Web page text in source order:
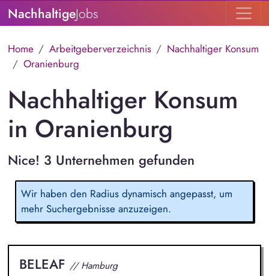
NachhaltigeJobs
Home Arbeitgeberverzeichnis
Nachhaltiger Konsum
Oranienburg
Nachhaltiger Konsum
in Oranienburg
Nice! 3 Unternehmen gefunden
Wir haben den Radius dynamisch angepasst, um
mehr Suchergebnisse anzuzeigen.
BELEAF // Hamburg